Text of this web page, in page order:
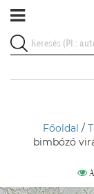
Főoldal /
bimbózó